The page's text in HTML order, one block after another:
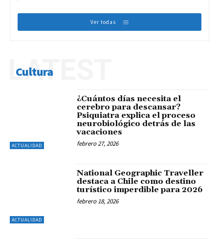
Ver todas
Cultura
LATEST
ACTUALIDAD
¿Cuántos días necesita el
cerebro para descansar?
Psiquiatra explica el proceso
neurobiológico detrás de las
vacaciones
febrero 27, 2026
ACTUALIDAD
National Geographic Traveller
destaca a Chile como destino
turístico imperdible para 2026
febrero 18, 2026